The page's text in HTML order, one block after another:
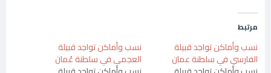
مرتبط
نسب وأماكن تواجد قبيلة
الفارسي في سلطنة عمان
نسب وأماكن تواجد قبيلة
العجمي في سلطنة عُمان